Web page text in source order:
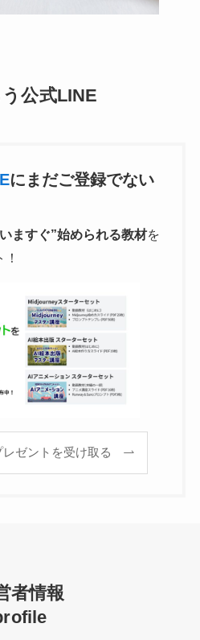
公式LINE
にまだご登録でない
ますぐ”始められる教材を
レゼントを受け取る
者情報